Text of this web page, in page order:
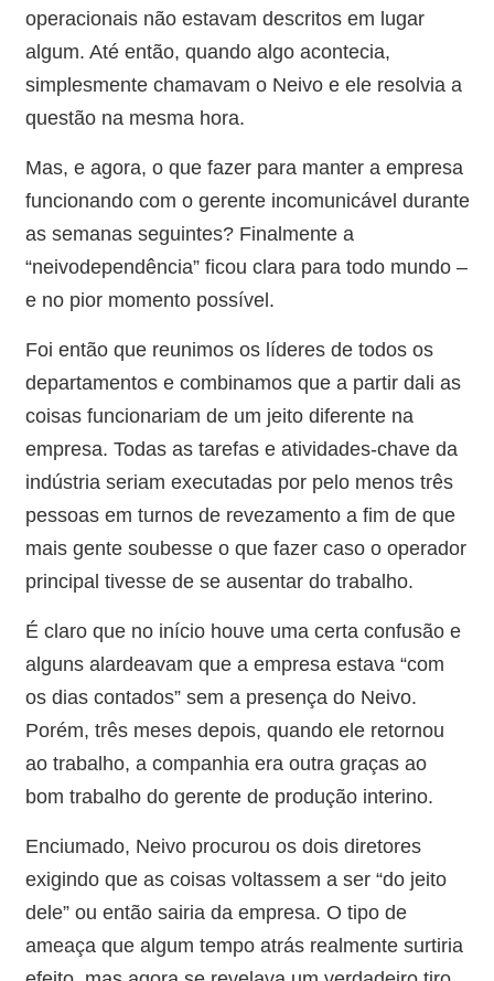
operacionais não estavam descritos em lugar
algum. Até então, quando algo acontecia,
simplesmente chamavam o Neivo e ele resolvia a
questão na mesma hora.
Mas, e agora, o que fazer para manter a empresa
funcionando com o gerente incomunicável durante
as semanas seguintes? Finalmente a
“neivodependência” ficou clara para todo mundo –
e no pior momento possível.
Foi então que reunimos os líderes de todos os
departamentos e combinamos que a partir dali as
coisas funcionariam de um jeito diferente na
empresa. Todas as tarefas e atividades-chave da
indústria seriam executadas por pelo menos três
pessoas em turnos de revezamento a fim de que
mais gente soubesse o que fazer caso o operador
principal tivesse de se ausentar do trabalho.
É claro que no início houve uma certa confusão e
alguns alardeavam que a empresa estava “com
os dias contados” sem a presença do Neivo.
Porém, três meses depois, quando ele retornou
ao trabalho, a companhia era outra graças ao
bom trabalho do gerente de produção interino.
Enciumado, Neivo procurou os dois diretores
exigindo que as coisas voltassem a ser “do jeito
dele” ou então sairia da empresa. O tipo de
ameaça que algum tempo atrás realmente surtiria